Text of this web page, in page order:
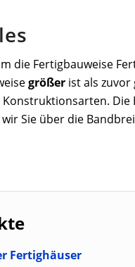
die Fertigbauweise
größer ist als zuvor
Die
Sie über die
Fertighäuser